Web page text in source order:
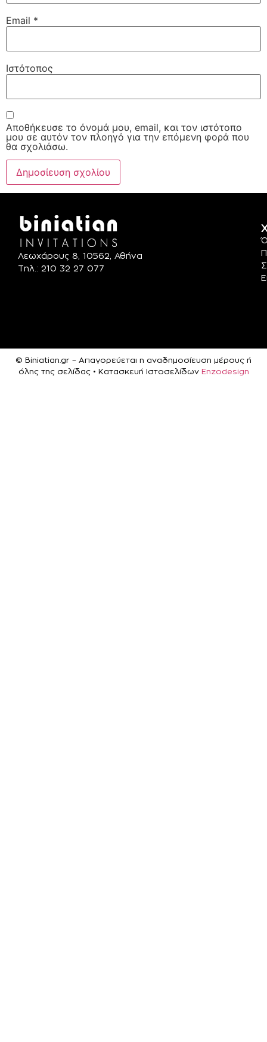
Email *
Ιστότοπος
Αποθήκευσε το όνομά μου, email, και τον ιστότοπο
μου σε αυτόν τον πλοηγό για την επόμενη φορά που
θα σχολιάσω.
Λεωχάρους 8, 10562, Αθήνα
Τηλ.: 210 32 27 077
© Biniatian.gr – Απαγορεύεται η αναδημοσίευση μέρους ή
όλης της σελίδας • Κατασκευή Ιστοσελίδων Enzodesign